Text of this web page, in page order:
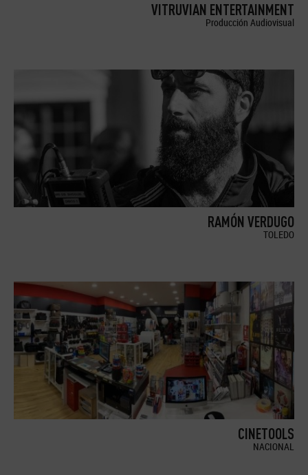
VITRUVIAN ENTERTAINMENT
Producción Audiovisual
RAMÓN VERDUGO
TOLEDO
CINETOOLS
NACIONAL